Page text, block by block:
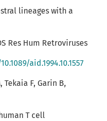
lineages with a
Res Hum Retroviruses
aid.1994.10.1557
Tekaia F, Garin B,
T cell